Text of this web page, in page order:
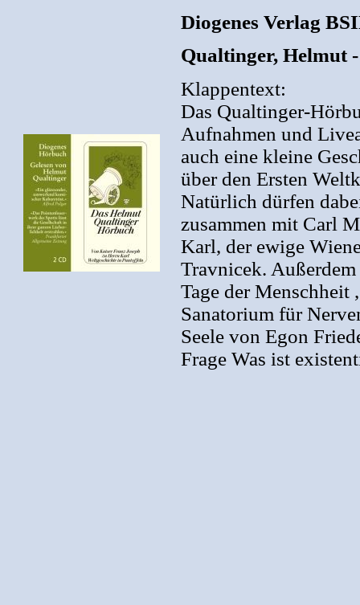
Diogenes Verlag
Qualtinger, Helmut
Klappentext:
Das Qualtinger-
Aufnahmen und
auch eine kleine
über den Ersten
Natürlich dürfen
zusammen mit Carl
Karl, der ewige
Travnicek.
Tage der
Sanatorium für
Seele von Egon
Frage Was ist